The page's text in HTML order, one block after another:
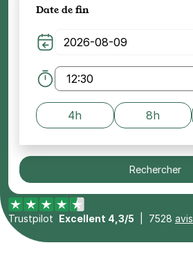
Date de fin
4h 8h
Rechercher
Trustpilot Excellent 4,3/5 7528 avis